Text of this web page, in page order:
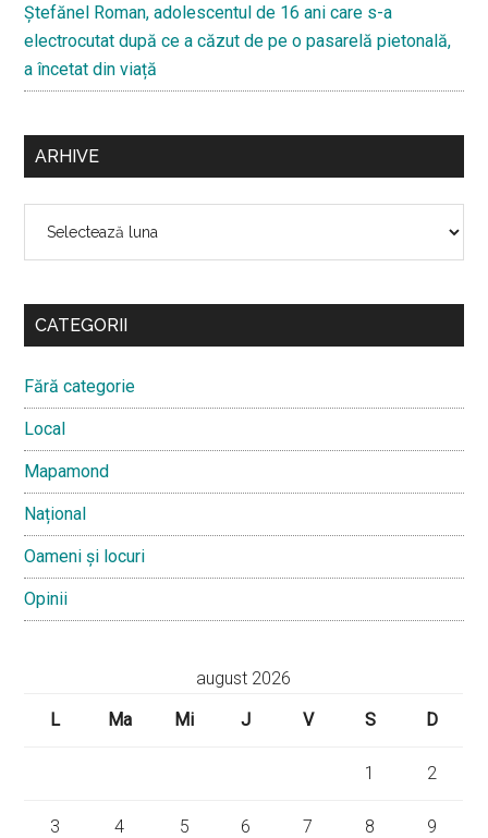
Ştefănel Roman, adolescentul de 16 ani care s-a
electrocutat după ce a căzut de pe o pasarelă pietonală,
a încetat din viață
ARHIVE
CATEGORII
Fără categorie
Local
Mapamond
Național
Oameni și locuri
Opinii
august 2026
L
Ma Mi J V S D
1 2
3 4 5 6 7 8 9